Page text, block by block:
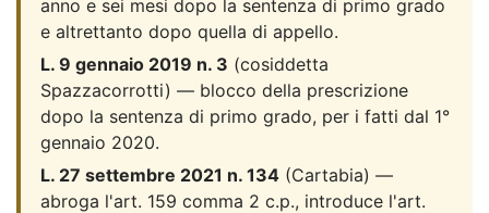
anno e sei mesi dopo la sentenza di primo grado
e altrettanto dopo quella di appello.
L. 9 gennaio 2019 n. 3 (cosiddetta
Spazzacorrotti) — blocco della prescrizione
dopo la sentenza di primo grado, per i fatti dal 1°
gennaio 2020.
L. 27 settembre 2021 n. 134 (Cartabia) —
abroga l'art. 159 comma 2 c.p., introduce l'art.